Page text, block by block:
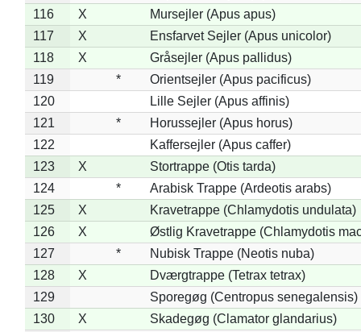
116
X
Mursejler (Apus apus)
117
X
Ensfarvet Sejler (Apus unicolor)
118
X
Gråsejler (Apus pallidus)
119
*
Orientsejler (Apus pacificus)
120
Lille Sejler (Apus affinis)
121
*
Horussejler (Apus horus)
122
Kaffersejler (Apus caffer)
123
X
Stortrappe (Otis tarda)
124
*
Arabisk Trappe (Ardeotis arabs)
125
X
Kravetrappe (Chlamydotis undulata)
126
X
Østlig Kravetrappe (Chlamydotis
127
*
Nubisk Trappe (Neotis nuba)
128
X
Dværgtrappe (Tetrax tetrax)
129
Sporegøg (Centropus senegalensis)
130
X
Skadegøg (Clamator glandarius)